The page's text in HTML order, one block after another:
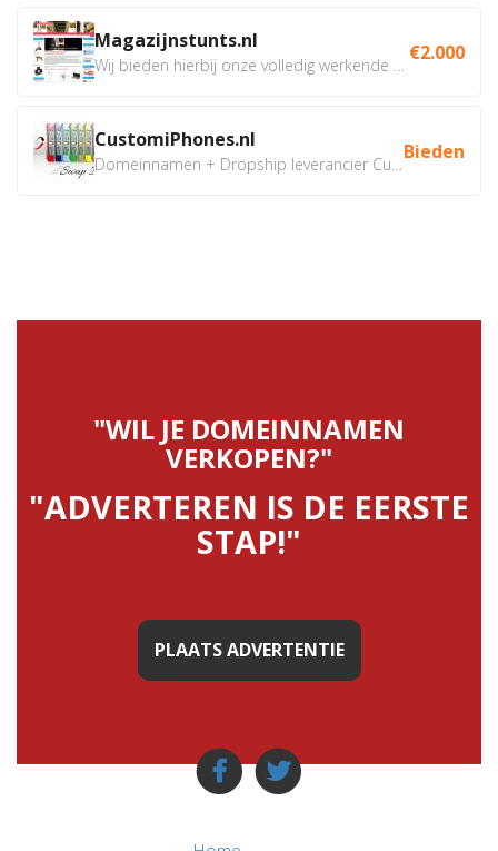
Magazijnstunts.nl €2.000
CustomiPhones.nl Bieden
"WIL JE DOMEINNAMEN
VERKOPEN?"
"ADVERTEREN IS DE EERSTE
STAP!"
PLAATS ADVERTENTIE